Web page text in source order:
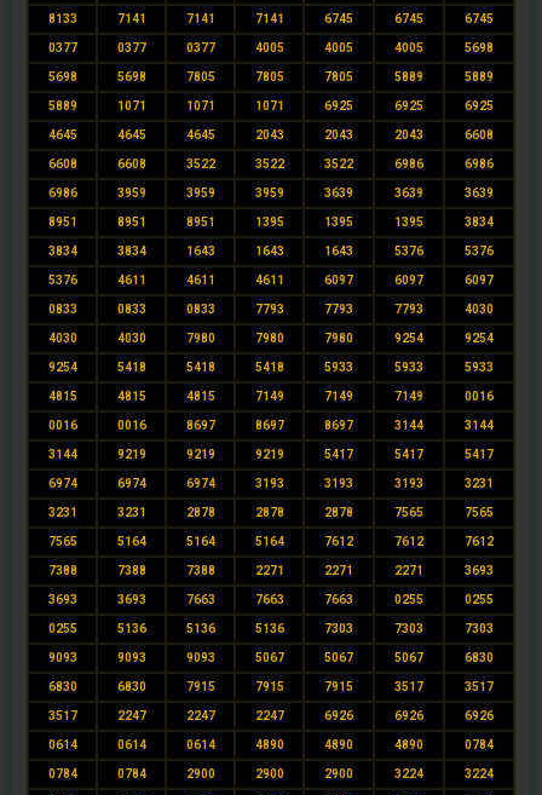
8133 7141 7141 7141 6745 6745 6745
0377 0377 0377 4005 4005 4005 5698
5698 5698 7805 7805 7805 5889 5889
5889 1071 1071 1071 6925 6925 6925
4645 4645 4645 2043 2043 2043 6608
6608 6608 3522 3522 3522 6986 6986
6986 3959 3959 3959 3639 3639 3639
8951 8951 8951 1395 1395 1395 3834
3834 3834 1643 1643 1643 5376 5376
5376 4611 4611 4611 6097 6097 6097
0833 0833 0833 7793 7793 7793 4030
4030 4030 7980 7980 7980 9254 9254
9254 5418 5418 5418 5933 5933 5933
4815 4815 4815 7149 7149 7149 0016
0016 0016 8697 8697 8697 3144 3144
3144 9219 9219 9219 5417 5417 5417
6974 6974 6974 3193 3193 3193 3231
3231 3231 2878 2878 2878 7565 7565
7565 5164 5164 5164 7612 7612 7612
7388 7388 7388 2271 2271 2271 3693
3693 3693 7663 7663 7663 0255 0255
0255 5136 5136 5136 7303 7303 7303
9093 9093 9093 5067 5067 5067 6830
6830 6830 7915 7915 7915 3517 3517
3517 2247 2247 2247 6926 6926 6926
0614 0614 0614 4890 4890 4890 0784
0784 0784 2900 2900 2900 3224 3224